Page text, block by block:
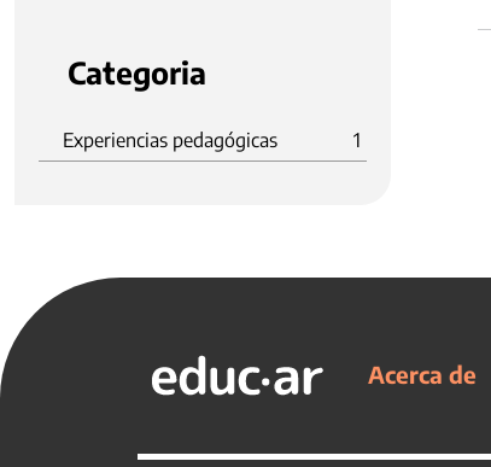
Categoria
Experiencias pedagógicas 1
Acerca de